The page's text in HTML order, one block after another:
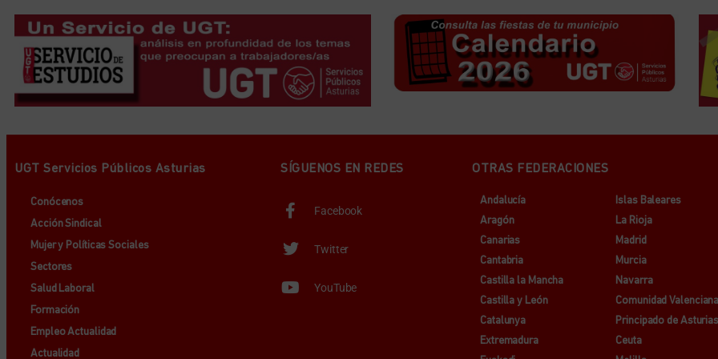
UGT Servicios Públicos Asturias
Conócenos
Acción Sindical
Mujer y Políticas Sociales
Sectores
Salud Laboral
Formación
Empleo Actualidad
Actualidad
SÍGUENOS EN REDES
Facebook
Twitter
YouTube
OTRAS FEDERACIONES
Andalucía
Aragón
Canarias
Cantabria
Castilla la Mancha
Castilla y León
Catalunya
Extremadura
Islas Baleares
La Rioja
Madrid
Murcia
Navarra
Comunidad
Principado de
Ceuta